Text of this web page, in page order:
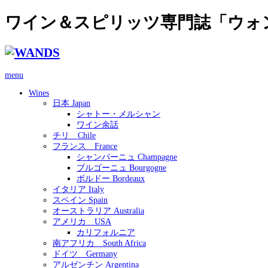
ワイン＆スピリッツ専門誌「ウォ
menu
Wines
日本 Japan
シャトー・メルシャン
ワイン余話
チリ Chile
フランス France
シャンパーニュ Champagne
ブルゴーニュ Bourgogne
ボルドー Bordeaux
イタリア Italy
スペイン Spain
オーストラリア Australia
アメリカ USA
カリフォルニア
南アフリカ South Africa
ドイツ Germany
アルゼンチン Argentina